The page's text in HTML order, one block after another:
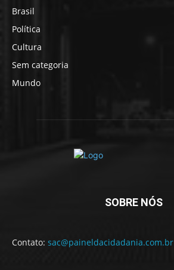
Brasil
Política
Cultura
Sem categoria
Mundo
SOBRE NÓS
Contato: sac@paineldacidadania.com.br